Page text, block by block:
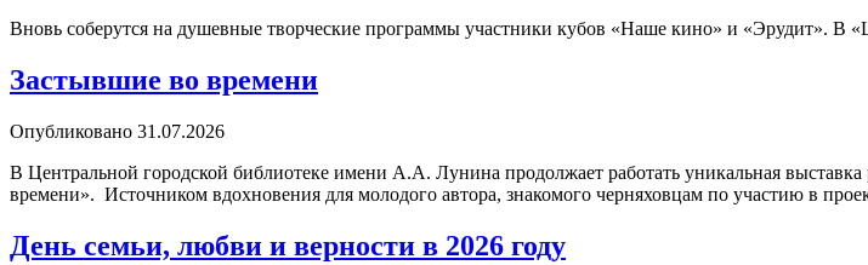
Вновь соберутся на душевные творческие программы участники кубов «Наше кино» и «Эрудит». В
Застывшие во времени
Опубликовано 31.07.2026
В Центральной городской библиотеке имени А.А. Лунина продолжает работать уникальная
времени». Источником вдохновения для молодого автора, знакомого черняховцам по участию в
День семьи, любви и верности в 2026 году